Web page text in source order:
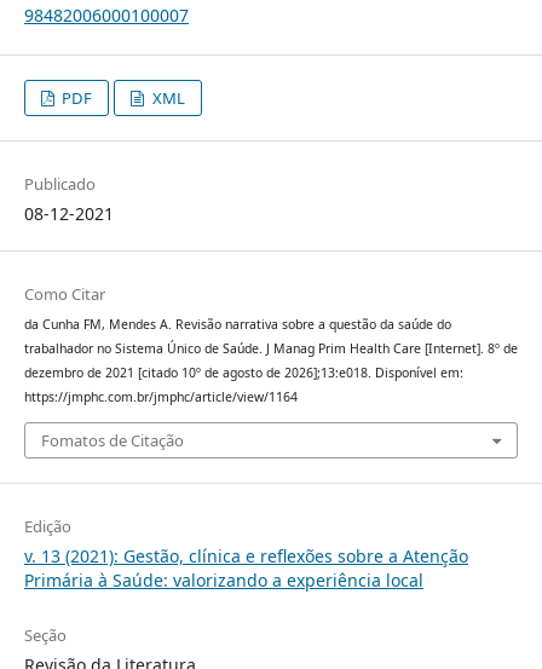
98482006000100007
PDF XML
Publicado
08-12-2021
Como Citar
da Cunha FM, Mendes A. Revisão narrativa sobre a questão da saúde do
trabalhador no Sistema Único de Saúde. J Manag Prim Health Care [Internet]. 8º de
dezembro de 2021 [citado 10º de agosto de 2026];13:e018. Disponível em:
https://jmphc.com.br/jmphc/article/view/1164
Fomatos de Citação
Edição
v. 13 (2021): Gestão, clínica e reflexões sobre a Atenção
Primária à Saúde: valorizando a experiência local
Seção
Revisão da Literatura